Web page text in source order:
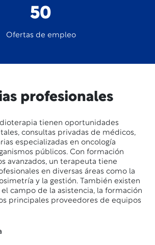
50
Ofertas de empleo
profesionales
tienen oportunidades
consultas privadas de médicos,
especializadas en oncología
públicos. Con formación
avanzados, un terapeuta tiene
en diversas áreas como la
y la gestión. También existen
campo de la asistencia, la formación
principales proveedores de equipos